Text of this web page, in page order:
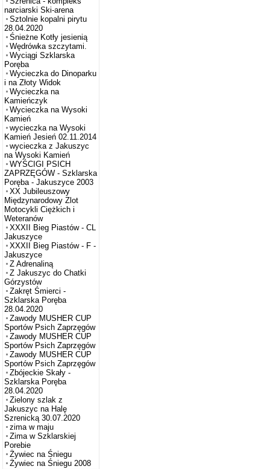
narciarski Ski-arena
Sztolnie kopalni pirytu
28.04.2020
Śnieżne Kotły jesienią
Wędrówka szczytami.
Wyciągi Szklarska
Poręba
Wycieczka do Dinoparku
i na Złoty Widok
Wycieczka na
Kamieńczyk
Wycieczka na Wysoki
Kamień
wycieczka na Wysoki
Kamień Jesień 02.11.2014
wycieczka z Jakuszyc
na Wysoki Kamień
WYŚCIGI PSICH
ZAPRZĘGÓW - Szklarska
Poręba - Jakuszyce 2003
XX Jubileuszowy
Międzynarodowy Zlot
Motocykli Ciężkich i
Weteranów
XXXII Bieg Piastów - CL
Jakuszyce
XXXII Bieg Piastów - F -
Jakuszyce
Z Adrenaliną
Z Jakuszyc do Chatki
Górzystów
Zakręt Śmierci -
Szklarska Poręba
28.04.2020
Zawody MUSHER CUP
Sportów Psich Zaprzęgów
Zawody MUSHER CUP
Sportów Psich Zaprzęgów
Zawody MUSHER CUP
Sportów Psich Zaprzęgów
Zbójeckie Skały -
Szklarska Poręba
28.04.2020
Zielony szlak z
Jakuszyc na Halę
Szrenicką 30.07.2020
zima w maju
Zima w Szklarskiej
Porebie
Żywiec na Śniegu
Żywiec na Śniegu 2008